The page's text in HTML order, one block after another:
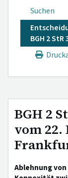
Suchen
BGH 2 StR
BGH 2
vom 22.
Ablehnung